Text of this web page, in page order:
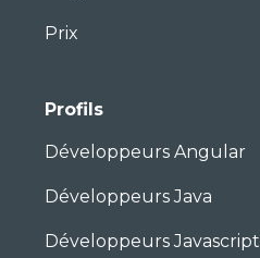
Prix
Profils
Développeurs Angular
Développeurs Java
Développeurs Javascript